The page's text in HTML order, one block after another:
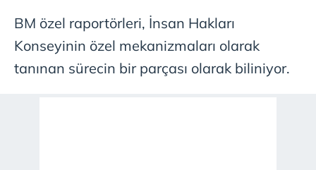
BM özel raportörleri, İnsan Hakları
Konseyinin özel mekanizmaları olarak
tanınan sürecin bir parçası olarak biliniyor.